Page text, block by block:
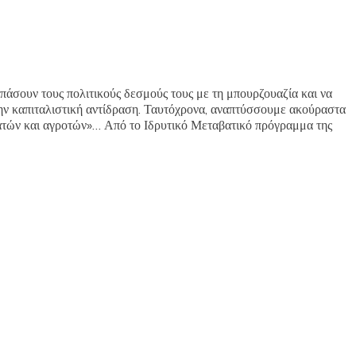
τους πολιτικούς δεσμούς τους με τη μπουρζουαζία και να
αντίδραση. Ταυτόχρονα, αναπτύσσουμε ακούραστα
και αγροτών»… Από το Ιδρυτικό Μεταβατικό πρόγραμμα της